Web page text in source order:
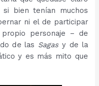
bien tenían muchos
ni el de participar
personaje – de
de las Sagas y de la
y es más mito que